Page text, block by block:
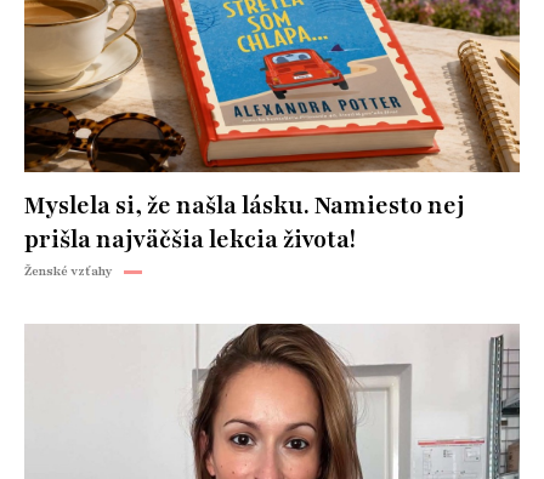
Myslela si, že našla lásku. Namiesto nej
prišla najväčšia lekcia života!
Ženské vzťahy